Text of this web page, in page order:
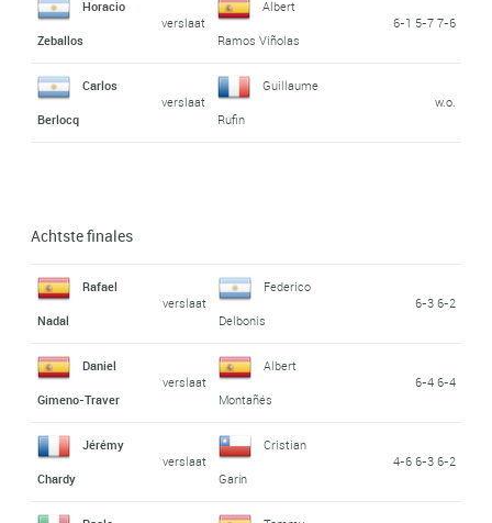
Horacio
Zeballos
verslaat
Albert
Ramos Viñolas
6-1 5-7 7-6
Carlos
Berlocq
verslaat
Guillaume
Rufin
w.o.
Achtste finales
Rafael
Nadal
verslaat
Federico
Delbonis
6-3 6-2
Daniel
Gimeno-Traver
verslaat
Albert
Montañés
6-4 6-4
Jérémy
Chardy
verslaat
Cristian
Garín
4-6 6-3 6-2